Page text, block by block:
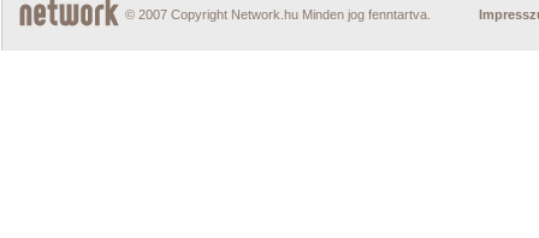
© 2007 Copyright Network.hu Minden jog fenntartva.